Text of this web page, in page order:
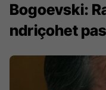
Bogoevski:
ndriçohet